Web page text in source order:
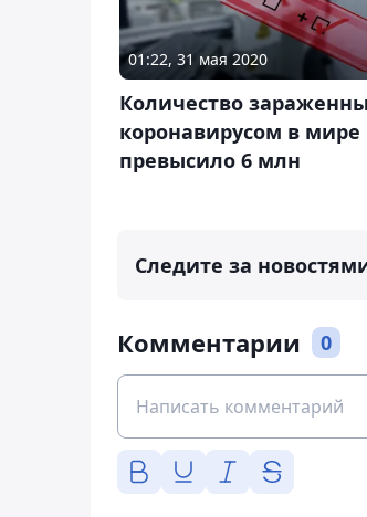
01:22, 31 мая 2020
Количество
коронавирусом в мире
превысило 6 млн
Следите за
Комментарии 0